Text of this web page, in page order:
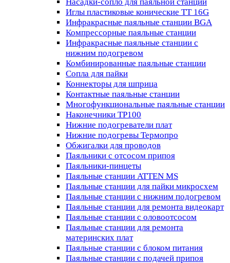
Иглы пластиковые конические TT 16G
Инфракрасные паяльные станции BGA
Компрессорные паяльные станции
Инфракрасные паяльные станции с
нижним подогревом
Комбинированные паяльные станции
Сопла для пайки
Коннекторы для шприца
Контактные паяльные станции
Многофункциональные паяльные станции
Наконечники TP100
Нижние подогреватели плат
Нижние подогревы Термопро
Обжигалки для проводов
Паяльники с отсосом припоя
Паяльники-пинцеты
Паяльные станции ATTEN MS
Паяльные станции для пайки микросхем
Паяльные станции с нижним подогревом
Паяльные станции для ремонта видеокарт
Паяльные станции с оловоотсосом
Паяльные станции для ремонта
материнских плат
Паяльные станции с блоком питания
Паяльные станции с подачей припоя